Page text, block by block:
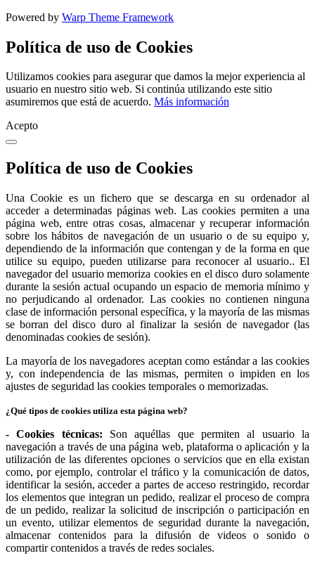
Powered by Warp Theme Framework
Política de uso de Cookies
Utilizamos cookies para asegurar que damos la mejor experiencia al
usuario en nuestro sitio web. Si continúa utilizando este sitio
asumiremos que está de acuerdo. Más información
Acepto
Política de uso de Cookies
Una Cookie es un fichero que se descarga en su ordenador al
acceder a determinadas páginas web. Las cookies permiten a una
página web, entre otras cosas, almacenar y recuperar información
sobre los hábitos de navegación de un usuario o de su equipo y,
dependiendo de la información que contengan y de la forma en que
utilice su equipo, pueden utilizarse para reconocer al usuario.. El
navegador del usuario memoriza cookies en el disco duro solamente
durante la sesión actual ocupando un espacio de memoria mínimo y
no perjudicando al ordenador. Las cookies no contienen ninguna
clase de información personal específica, y la mayoría de las mismas
se borran del disco duro al finalizar la sesión de navegador (las
denominadas cookies de sesión).
La mayoría de los navegadores aceptan como estándar a las cookies
y, con independencia de las mismas, permiten o impiden en los
ajustes de seguridad las cookies temporales o memorizadas.
¿Qué tipos de cookies utiliza esta página web?
- Cookies técnicas: Son aquéllas que permiten al usuario la
navegación a través de una página web, plataforma o aplicación y la
utilización de las diferentes opciones o servicios que en ella existan
como, por ejemplo, controlar el tráfico y la comunicación de datos,
identificar la sesión, acceder a partes de acceso restringido, recordar
los elementos que integran un pedido, realizar el proceso de compra
de un pedido, realizar la solicitud de inscripción o participación en
un evento, utilizar elementos de seguridad durante la navegación,
almacenar contenidos para la difusión de videos o sonido o
compartir contenidos a través de redes sociales.